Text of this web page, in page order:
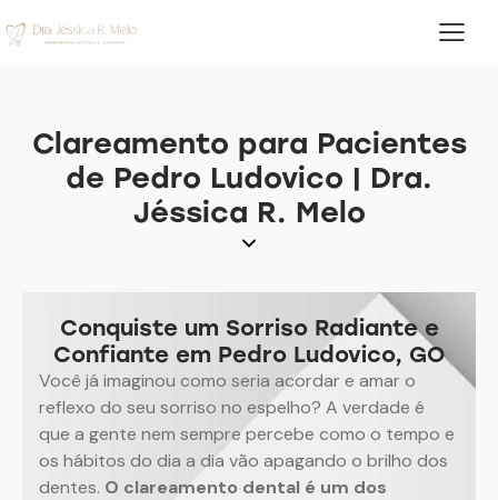
Clareamento para Pacientes
de Pedro Ludovico | Dra.
Jéssica R. Melo
Conquiste um Sorriso Radiante e
Confiante em Pedro Ludovico, GO
Você já imaginou como seria acordar e amar o
reflexo do seu sorriso no espelho? A verdade é
que a gente nem sempre percebe como o tempo e
os hábitos do dia a dia vão apagando o brilho dos
dentes. O clareamento dental é um dos